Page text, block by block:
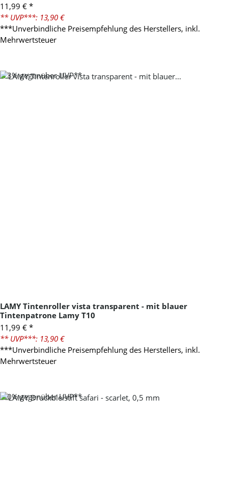
11,99 € *
** UVP***: 13,90 €
***Unverbindliche Preisempfehlung des Herstellers, inkl.
Mehrwertsteuer
-13%gegenüber UVP**
LAMY Tintenroller vista transparent - mit blauer
Tintenpatrone Lamy T10
11,99 € *
** UVP***: 13,90 €
***Unverbindliche Preisempfehlung des Herstellers, inkl.
Mehrwertsteuer
-30%gegenüber UVP**